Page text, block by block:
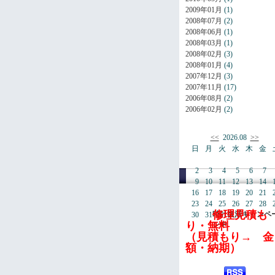
2009年01月 (1)
2008年07月 (2)
2008年06月 (1)
2008年03月 (1)
2008年02月 (3)
2008年01月 (4)
2007年12月 (3)
2007年11月 (17)
2006年08月 (2)
2006年02月 (2)
<< 2026.08 >>
日
2
9
16
23
30
月
3
10
17
24
31
火
4
11
18
25
水
5
12
19
26
木
6
13
20
27
金
7
14
21
28
時計復活キャンペ
ン中
修理見積も
り・無料
（見積もり→ 金
額・納期）